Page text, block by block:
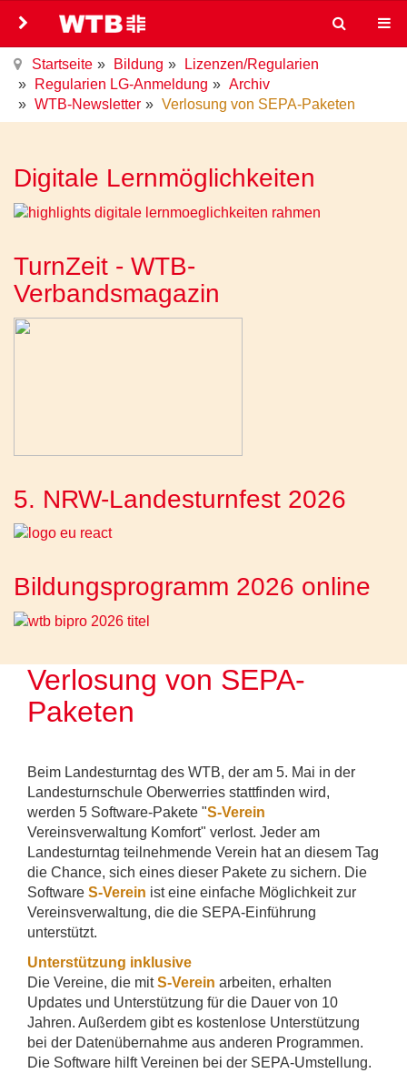
Startseite Bildung
Lizenzen/Regularien
Regularien LG-Anmeldung
Archiv
WTB-Newsletter
Verlosung von SEPA-Paketen
Digitale Lernmöglichkeiten
TurnZeit - WTB-
Verbandsmagazin
5. NRW-Landesturnfest 2026
Bildungsprogramm 2026 online
Verlosung von SEPA-
Paketen
Beim Landesturntag des WTB, der am 5. Mai in der
Landesturnschule Oberwerries stattfinden wird,
werden 5 Software-Pakete "S-Verein
Vereinsverwaltung Komfort" verlost. Jeder am
Landesturntag teilnehmende Verein hat an diesem Tag
die Chance, sich eines dieser Pakete zu sichern. Die
Software S-Verein ist eine einfache Möglichkeit zur
Vereinsverwaltung, die die SEPA-Einführung
unterstützt.
Unterstützung inklusive
Die Vereine, die mitS-Verein arbeiten, erhalten
Updates und Unterstützung für die Dauer von 10
Jahren. Außerdem gibt es kostenlose Unterstützung
bei der Datenübernahme aus anderen Programmen.
Die Software hilft Vereinen bei der SEPA-Umstellung.